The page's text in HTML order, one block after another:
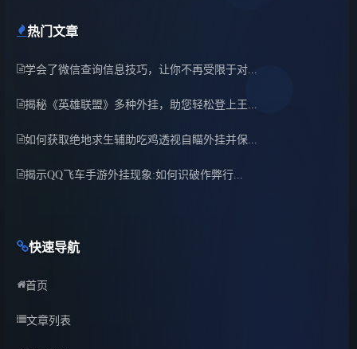
热门文章
学会了微信查询信息技巧，让你不再受限于对...
揭秘《英雄联盟》多种外挂，助您轻松登上王...
如何获取绝地求生辅助吃鸡透视自瞄外挂并保...
揭示QQ飞车手游外挂现象:如何识破作弊行...
快速导航
首页
文章列表